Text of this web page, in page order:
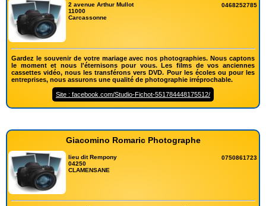
2 avenue Arthur Mullot
11000
Carcassonne
0468252785
Gardez le souvenir de votre mariage avec nos photographies. Nous captons
le moment et nous l'éternisons pour vous. Les films de vos anciennes
cassettes vidéo, nous les transférons vers DVD. Pour les écoles ou pour les
entreprises, nous assurons une qualité de photographie irréprochable.
Site : facebook.com/Studio-Fichot-551784448175512/
Giacomino Romaric Photographe
lieu dit Rempony
04250
CLAMENSANE
0750861723